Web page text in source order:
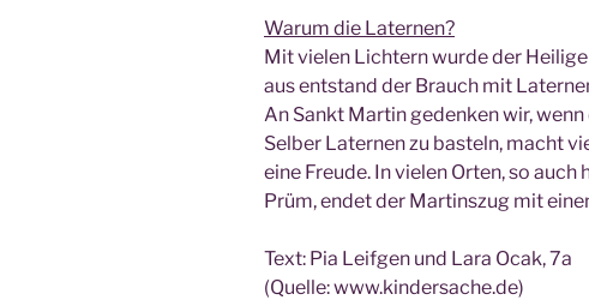
War­um die Laternen?
Mit vie­len Lich­tern wur­de der
aus ent­stand der Brauch mit
An Sankt Mar­tin geden­ken wir,
Sel­ber Later­nen zu bas­teln, macht
eine Freu­de. In vie­len Orten, so
Prüm, endet der Mar­tins­zug mit
Text: Pia Leif­gen und Lara Ocak, 7a
(Quel­le: www.kindersache.de)